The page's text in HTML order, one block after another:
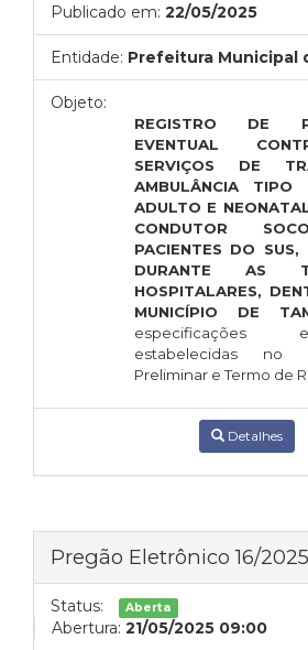
Publicado em: 22/05/2025
Entidade: Prefeitura Municipal
Objeto:
REGISTRO DE
EVENTUAL
SERVIÇOS DE
AMBULÂNCIA
ADULTO E
CONDUTOR
PACIENTES DO
DURANTE AS
HOSPITALARES,
MUNICÍPIO DE
especificações
estabelecidas no
Preliminar e Termo de
Detalhes
Pregão Eletrônico 16/2025
Status: Aberta
Abertura: 21/05/2025 09:00